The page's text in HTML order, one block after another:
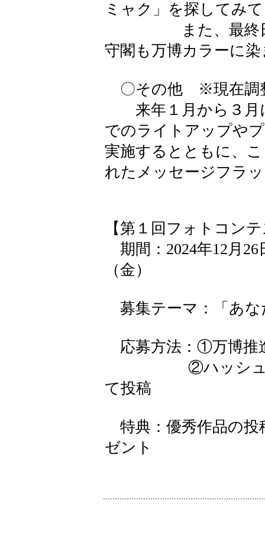
ミャク」を探してみ
また、最終日の
守閣も万博カラーに
〇その他 ※現在調
来年１月から３月
でのライトアップや
実施するとともに、
れたメッセージフラ
【第１回フォトコン
期間：2024年12月26
（金）
募集テーマ：「あな
応募方法：①万博推
②ハッシュタグ
て投稿
特典：優秀作品の投
ゼント